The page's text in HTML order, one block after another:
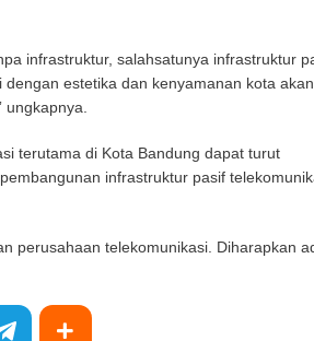
infrastruktur, salahsatunya infrastruktur
estetika dan kenyamanan kota akan
terutama di Kota Bandung dapat turut
infrastruktur pasif
perusahaan telekomunikasi. Diharapkan